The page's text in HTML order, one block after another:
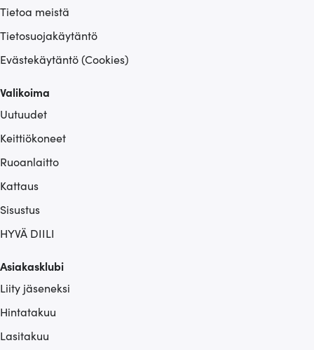
Tietoa meistä
Tietosuojakäytäntö
Evästekäytäntö (Cookies)
Valikoima
Uutuudet
Keittiökoneet
Ruoanlaitto
Kattaus
Sisustus
HYVÄ DIILI
Asiakasklubi
Liity jäseneksi
Hintatakuu
Lasitakuu